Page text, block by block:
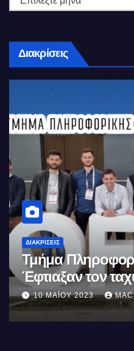
Διακρίσεις
ΔΙΑΚΡΊΣΕΙΣ
Κορακάκη:
Κόσμου
8 ΔΕΚΕΜΒΡΊΟΥ 2022